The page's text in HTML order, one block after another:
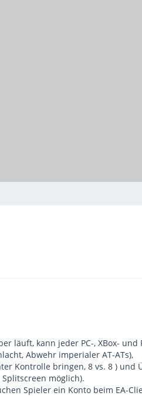
läuft, kann jeder PC-, XBox-
Abwehr imperialer AT-ATs),
Kontrolle bringen, 8 vs. 8 ) und
möglich).
Spieler ein Konto beim EA-